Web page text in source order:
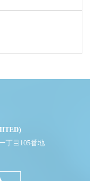
丁目105番地